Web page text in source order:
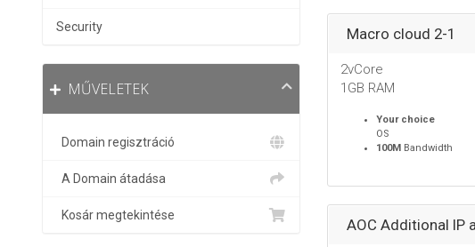
Security
MŰVELETEK
Domain regisztráció
A Domain átadása
Kosár megtekintése
Macro cloud 2-1
2vCore
1GB RAM
Your choice
OS
100M Bandwidth
AOC Additional IP